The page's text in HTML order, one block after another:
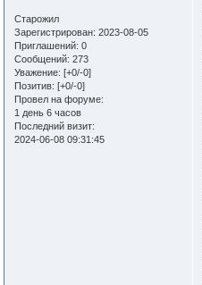
Старожил
Зарегистрирован: 2023-08-05
Приглашений: 0
Сообщений: 273
Уважение: [+0/-0]
Позитив: [+0/-0]
Провел на форуме:
1 день 6 часов
Последний визит:
2024-06-08 09:31:45